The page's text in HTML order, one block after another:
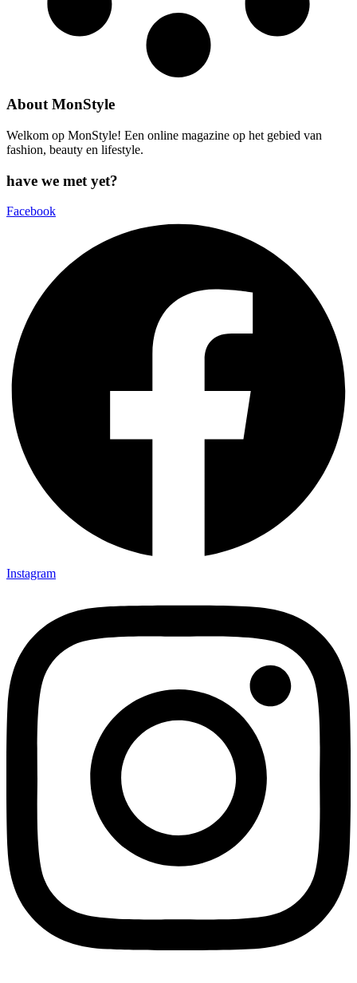
About MonStyle
Welkom op MonStyle! Een online magazine op het gebied van
fashion, beauty en lifestyle.
have we met yet?
Facebook
Instagram